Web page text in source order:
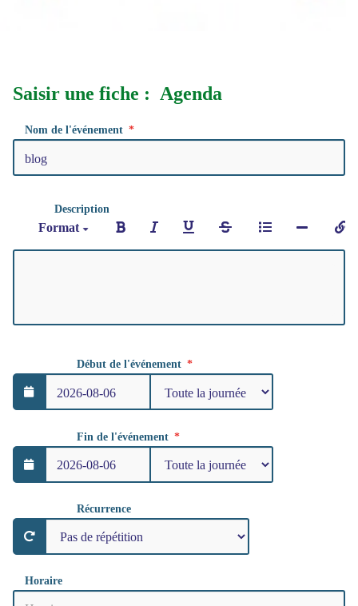
Saisir une fiche : Agenda
Nom de l'événement
Description
Format
Début de l'événement
Fin de l'événement
Récurrence
Horaire